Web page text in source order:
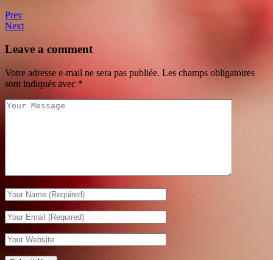
Prev
Next
Leave a comment
Votre adresse e-mail ne sera pas publiée. Les champs obligatoires
sont indiqués avec *